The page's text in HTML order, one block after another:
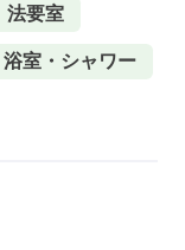
法要室
浴室・シャワー